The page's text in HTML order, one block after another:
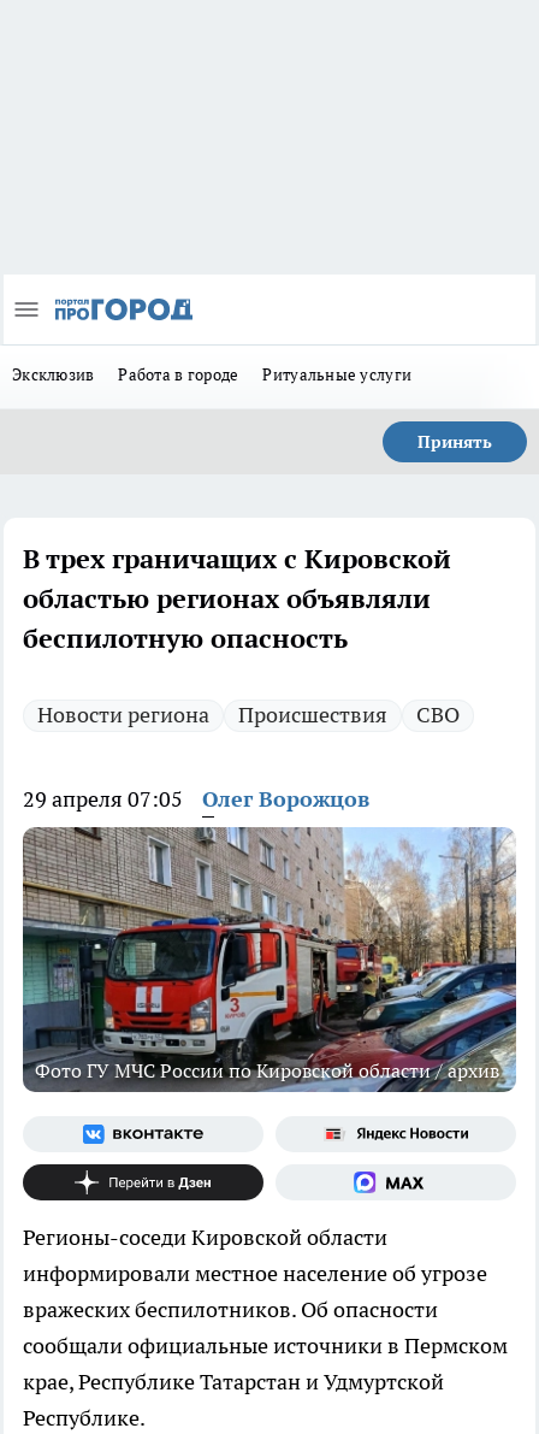
Эксклюзив Работа в городе Ритуальные услуги
Принять
В трех граничащих с Кировской
областью регионах объявляли
беспилотную опасность
Новости региона Происшествия СВО
29 апреля 07:05 Олег Ворожцов
Фото ГУ МЧС России по Кировской области / архив
Регионы-соседи Кировской области
информировали местное население об угрозе
вражеских беспилотников. Об опасности
сообщали официальные источники в Пермском
крае, Республике Татарстан и Удмуртской
Республике.